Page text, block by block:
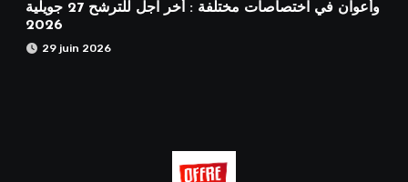
وأعوان في اختصاصات مختلفة : أخر اجل للترشح 27 جويلية
2026
29 juin 2026